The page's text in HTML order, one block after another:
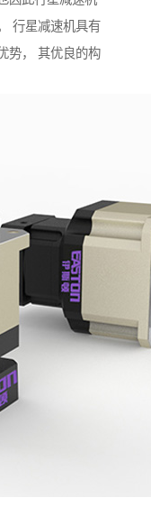
行星减速机具有
势， 其优良的构